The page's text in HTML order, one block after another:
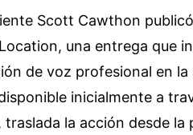
Scott Cawthon
una entrega que
de voz profesional en la
inicialmente a
la acción desde la